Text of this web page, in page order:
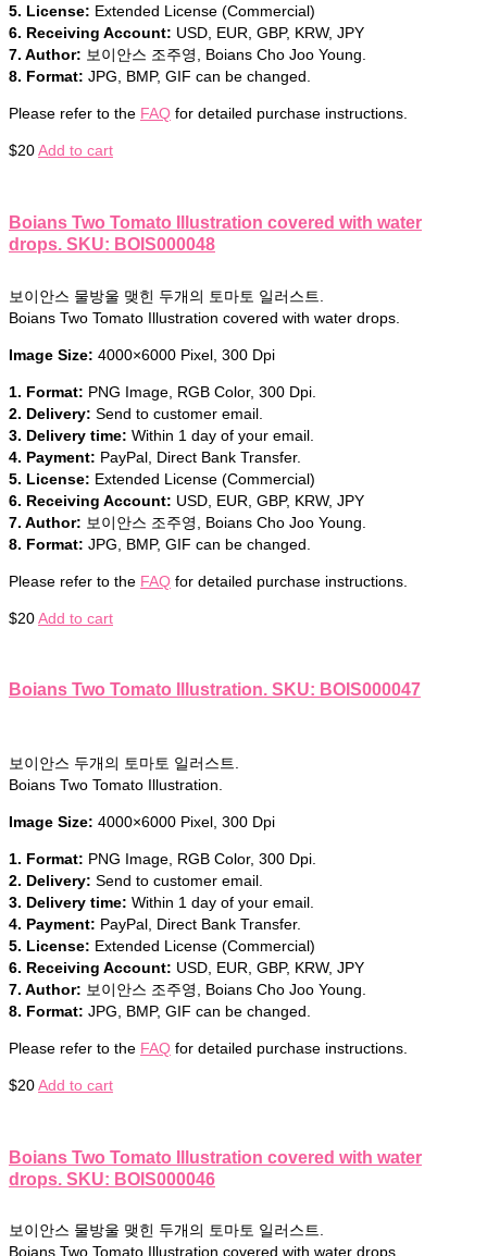
5. License: Extended License (Commercial)
6. Receiving Account: USD, EUR, GBP, KRW, JPY
7. Author: 보이안스 조주영, Boians Cho Joo Young.
8. Format: JPG, BMP, GIF can be changed.
Please refer to the FAQ for detailed purchase instructions.
$20Add to cart
Boians Two Tomato Illustration covered with water
drops. SKU: BOIS000048
보이안스 물방울 맺힌 두개의 토마토 일러스트.
Boians Two Tomato Illustration covered with water drops.
Image Size: 4000×6000 Pixel, 300 Dpi
1. Format: PNG Image, RGB Color, 300 Dpi.
2. Delivery: Send to customer email.
3. Delivery time: Within 1 day of your email.
4. Payment: PayPal, Direct Bank Transfer.
5. License: Extended License (Commercial)
6. Receiving Account: USD, EUR, GBP, KRW, JPY
7. Author: 보이안스 조주영, Boians Cho Joo Young.
8. Format: JPG, BMP, GIF can be changed.
Please refer to the FAQ for detailed purchase instructions.
$20Add to cart
Boians Two Tomato Illustration. SKU: BOIS000047
보이안스 두개의 토마토 일러스트.
Boians Two Tomato Illustration.
Image Size: 4000×6000 Pixel, 300 Dpi
1. Format: PNG Image, RGB Color, 300 Dpi.
2. Delivery: Send to customer email.
3. Delivery time: Within 1 day of your email.
4. Payment: PayPal, Direct Bank Transfer.
5. License: Extended License (Commercial)
6. Receiving Account: USD, EUR, GBP, KRW, JPY
7. Author: 보이안스 조주영, Boians Cho Joo Young.
8. Format: JPG, BMP, GIF can be changed.
Please refer to the FAQ for detailed purchase instructions.
$20Add to cart
Boians Two Tomato Illustration covered with water
drops. SKU: BOIS000046
보이안스 물방울 맺힌 두개의 토마토 일러스트.
Boians Two Tomato Illustration covered with water drops.